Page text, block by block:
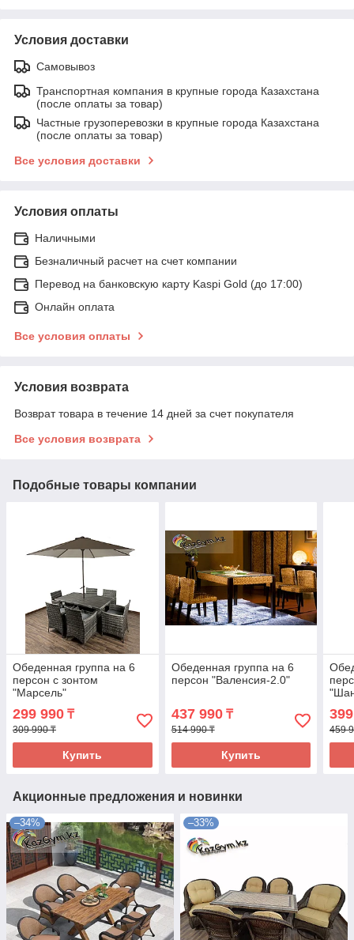
Условия доставки
Самовывоз
Транспортная компания в крупные города Казахстана
(после оплаты за товар)
Частные грузоперевозки в крупные города Казахстана
(после оплаты за товар)
Все условия доставки
Условия оплаты
Наличными
Безналичный расчет на счет компании
Перевод на банковскую карту Kaspi Gold (до 17:00)
Онлайн оплата
Все условия оплаты
Условия возврата
Возврат товара в течение 14 дней за счет покупателя
Все условия возврата
Подобные товары компании
Обеденная группа на 6
персон с зонтом
"Марсель"
299 990 ₸
309 990 ₸
Купить
Обеденная группа на 6
персон "Валенсия-2.0"
437 990₸
514 990 ₸
Купить
459
Акционные предложения и новинки
–34% –33%